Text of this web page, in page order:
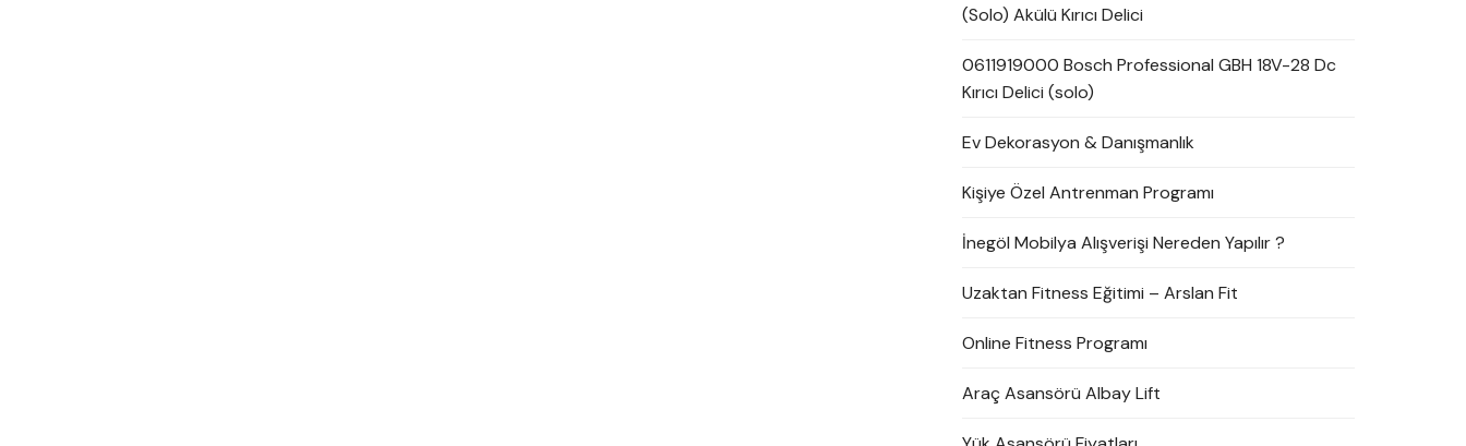
(Solo) Akülü Kırıcı Delici
0611919000 Bosch Professional GBH 18V-28 Dc
Kırıcı Delici (solo)
Ev Dekorasyon & Danışmanlık
Kişiye Özel Antrenman Programı
İnegöl Mobilya Alışverişi Nereden Yapılır ?
Uzaktan Fitness Eğitimi – Arslan Fit
Online Fitness Programı
Araç Asansörü Albay Lift